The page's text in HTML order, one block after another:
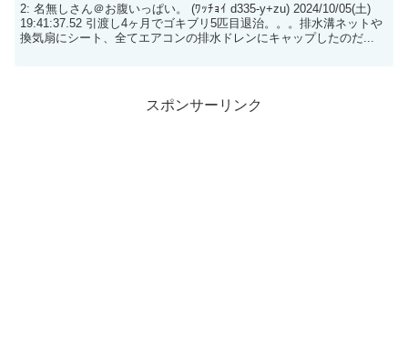
2: 名無しさん＠お腹いっぱい。 (ﾜｯﾁｮｲ d335-y+zu) 2024/10/05(土)
19:41:37.52 引渡し4ヶ月でゴキブリ5匹目退治。。。排水溝ネットや
換気扇にシート、全てエアコンの排水ドレンにキャップしたのだ...
スポンサーリンク